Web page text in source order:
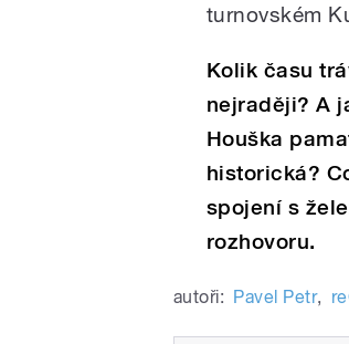
turnovském
Kolik času
nejraději? A
Houška
historická?
spojení s
rozhovoru.
autoři: Pavel Petr,